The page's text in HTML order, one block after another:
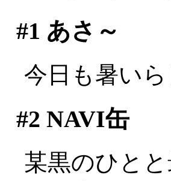
#1 あさ～
今日も暑い
#2 NAVI缶
某黒のひと